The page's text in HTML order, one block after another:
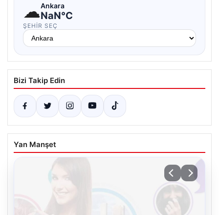
☁Ankara
NaN°C
ŞEHIR SEÇ
Bizi Takip Edin
Yan Manşet